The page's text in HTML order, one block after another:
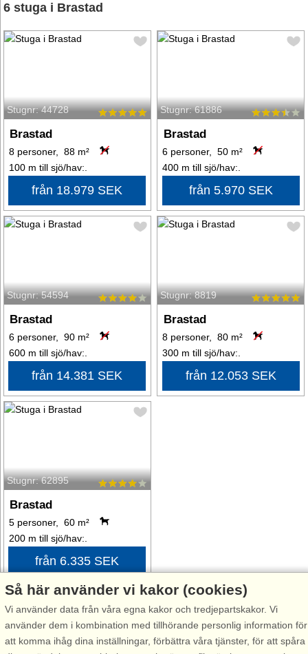
6 stuga i Brastad
Stugnr: 44728
Brastad
8 personer, 88 m²
100 m till sjö/hav:.
från 18.979 SEK
Stugnr: 61886
Brastad
6 personer, 50 m²
400 m till sjö/hav:.
från 5.970 SEK
Stugnr: 54594
Brastad
6 personer, 90 m²
600 m till sjö/hav:.
från 14.381 SEK
Stugnr: 8819
Brastad
8 personer, 80 m²
300 m till sjö/hav:.
från 12.053 SEK
Stugnr: 62895
Brastad
5 personer, 60 m²
200 m till sjö/hav:.
från 6.335 SEK
Välkommen till Brastad, den lilla orten med det stora hjärtat!
Så här använder vi kakor (cookies)
Vi använder data från våra egna kakor och tredjepartskakor. Vi
använder dem i kombination med tillhörande personlig information för
att komma ihåg dina inställningar, förbättra våra tjänster, för att spåra